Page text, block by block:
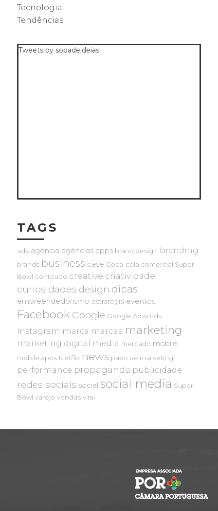
Tecnologia
Tendências
Tweets by sopadeideias
TAGS
ads agência agências apps brand design branding
brands business case Coca-cola comercial Super
Bowl conteudo creative criatividade
curiosidades design dicas
empreendedorismo estrategia eventos
Facebook Google Google Adwords
Instagram marca marcas marketing
marketing digital media mercado mobile
mobile apps Netflix news papo de marketing
performance propaganda publicidade
redes sociais social social media Super
Bowl varejo vendas viral